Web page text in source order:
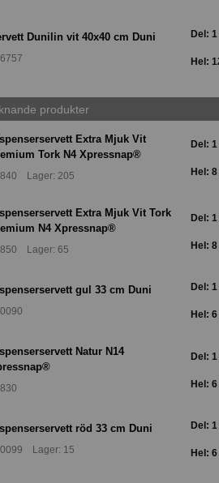
Dunilin vit 40x40 cm Duni Del:
Hel:
produkter
Extra Mjuk Vit
Tork N4 Xpressnap®
Lager: 205
Del:
Hel:
Extra Mjuk Vit Tork
N4 Xpressnap®
Lager: 65
Del:
Hel:
gul 33 cm Duni Del:
Hel:
Natur N14
Del:
Hel:
röd 33 cm Duni
Lager: 15
Del:
Hel: